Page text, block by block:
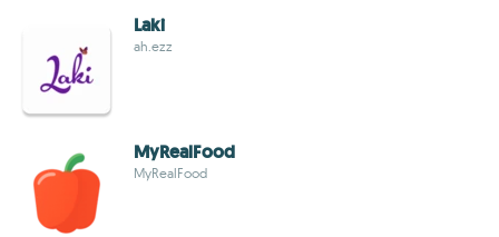
Laki
ah.ezz
MyRealFood
MyRealFood